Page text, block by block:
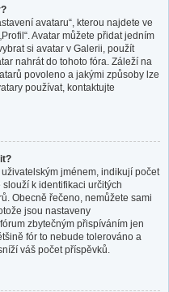
avataru“, kterou najdete ve
Avatar můžete přidat jedním
si avatar v Galerii, použít
nahrát do tohoto fóra. Záleží na
povoleno a jakými způsoby lze
používat, kontaktujte
jménem, indikují počet
k identifikaci určitých
Obecně řečeno, nemůžete sami
jsou nastaveny
zbytečným přispíváním jen
fór to nebude tolerováno a
váš počet příspěvků.